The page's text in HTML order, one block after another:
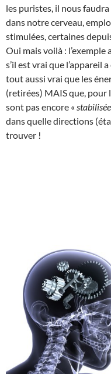
les puristes, il nous faudra
dans notre cerveau,
stimulées, certaines
Oui mais voilà : l’exemple
s’il est vrai que l’appareil
tout aussi vrai que les
(retirées) MAIS que, pour
sont pas encore «
dans quelle directions
trouver !